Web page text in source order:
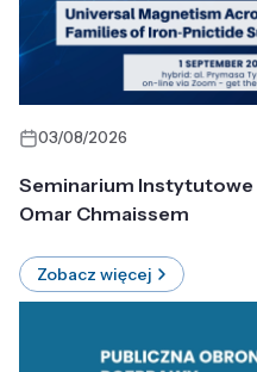
03/08/2026
Seminarium Instytutowe
Omar Chmaissem
Zobacz więcej